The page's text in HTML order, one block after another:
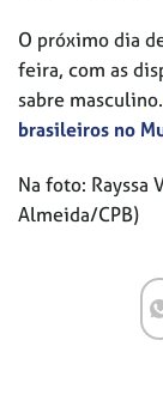
O próximo dia
feira, com as
sabre masculino.
brasileiros no
Na foto: Rayssa
Almeida/CPB)